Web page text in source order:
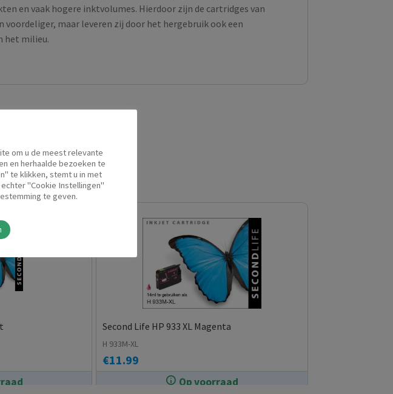
en vaak hogere inktvolumes. Hierdoor zijn de cartridges van
voordeliger, maar leveren zij door het hergebruik ook een
het milieu.
Op voorraad
Second Life HP 933 XL Magenta
€11.99
H 933M-XL
om u de meest relevante
en herhaalde bezoeken te
te klikken, stemt u in met
"Cookie Instellingen"
te geven.